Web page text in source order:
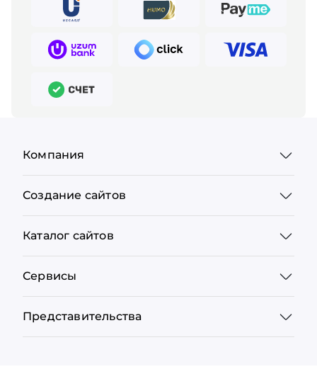
Компания
Создание сайтов
Каталог сайтов
Сервисы
Представительства